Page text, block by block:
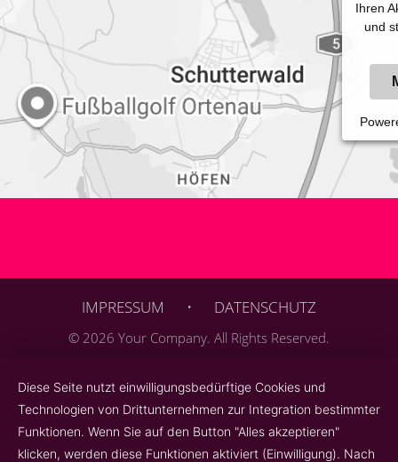
Ihren
und
IMPRESSUM • DATENSCHUTZ
© 2026 Your Company. All Rights Reserved.
Diese Seite nutzt einwilligungsbedürftige Cookies und
Technologien von Drittunternehmen zur Integration bestimmter
Funktionen. Wenn Sie auf den Button "Alles akzeptieren"
klicken, werden diese Funktionen aktiviert (Einwilligung). Nach